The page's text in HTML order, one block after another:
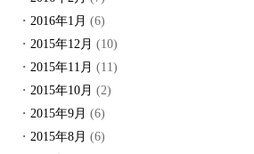
2016年1月 (6)
2015年12月 (10)
2015年11月 (11)
2015年10月 (2)
2015年9月 (6)
2015年8月 (6)